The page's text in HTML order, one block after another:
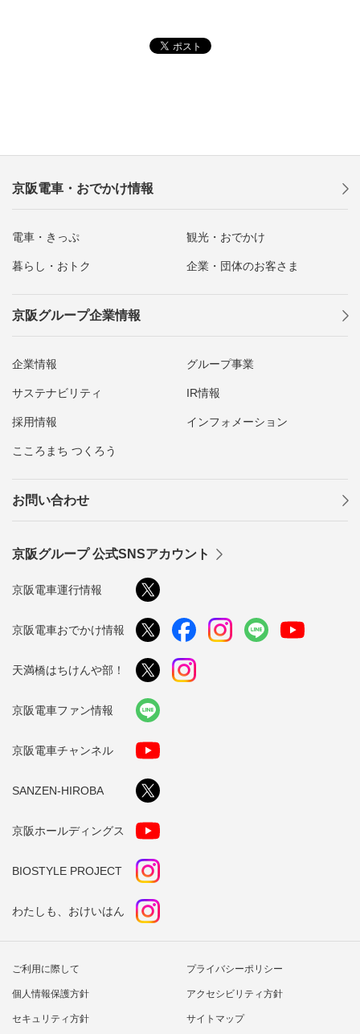
京阪電車・おでかけ情報
電車・きっぷ 観光・おでかけ
暮らし・おトク 企業・団体のお客さま
京阪グループ企業情報
企業情報 グループ事業
サステナビリティ IR情報
採用情報 インフォメーション
こころまち つくろう
お問い合わせ
京阪グループ 公式SNSアカウント
京阪電車運行情報
京阪電車おでかけ情報
天満橋はちけんや部！
京阪電車ファン情報
京阪電車チャンネル
SANZEN-HIROBA
京阪ホールディングス
BIOSTYLE PROJECT
わたしも、おけいはん
ご利用に際して プライバシーポリシー
個人情報保護方針 アクセシビリティ方針
セキュリティ方針 サイトマップ